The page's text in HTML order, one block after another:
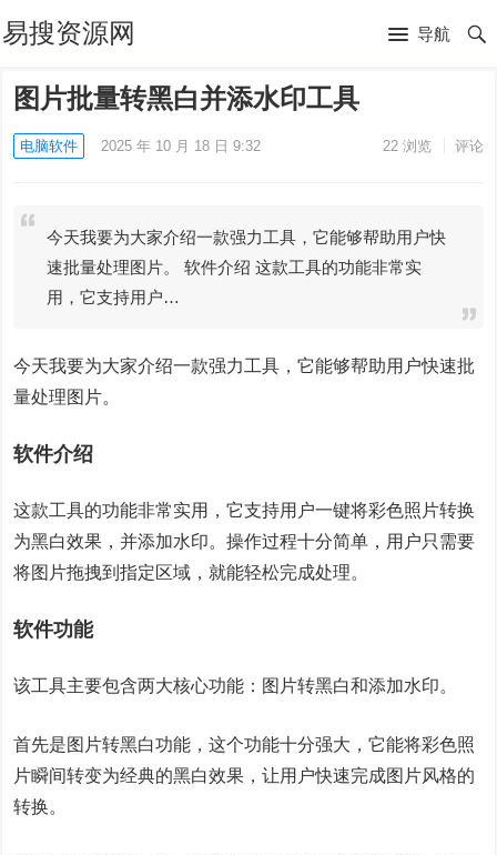
易搜资源网 导航
图片批量转黑白并添水印工具
电脑软件 2025 年 10 月 18 日 9:32 22浏览 评论
今天我要为大家介绍一款强力工具，它能够帮助用户快
速批量处理图片。 软件介绍 这款工具的功能非常实
用，它支持用户…
今天我要为大家介绍一款强力工具，它能够帮助用户快速批
量处理图片。
软件介绍
这款工具的功能非常实用，它支持用户一键将彩色照片转换
为黑白效果，并添加水印。操作过程十分简单，用户只需要
将图片拖拽到指定区域，就能轻松完成处理。
软件功能
该工具主要包含两大核心功能：图片转黑白和添加水印。
首先是图片转黑白功能，这个功能十分强大，它能将彩色照
片瞬间转变为经典的黑白效果，让用户快速完成图片风格的
转换。